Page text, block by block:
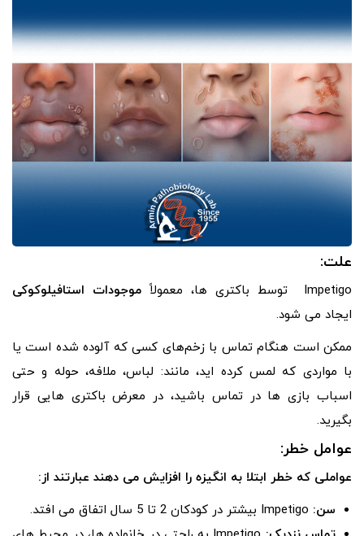
علت:
Impetigo توسط باکتری ها، معمولاً
موجودات استافیلوکوکی
ایجاد می شود.
ممکن است هنگام تماس با زخم‌های کسی که آلوده شده است یا
با مواردی که لمس کرده اید، مانند: لباس، ملافه، حوله و حتی
اسباب بازی ها در تماس باشید، در معرض باکتری هایی قرار
بگیرید.
عوامل خطر:
عواملی که خطر ابتلا به انگیزه را افزایش می دهند عبارتند از:
سن: